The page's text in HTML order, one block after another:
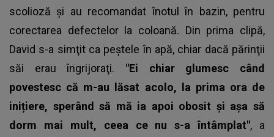
scolioză şi au recomandat înotul în bazin, pentru
corectarea defectelor la coloană. Din prima clipă,
David s-a simţit ca peştele în apă, chiar dacă părinţii
săi erau îngrijoraţi. "Ei chiar glumesc când
povestesc că m-au lăsat acolo, la prima ora de
inițiere, sperând să mă ia apoi obosit și așa să
dorm mai mult, ceea ce nu s-a întâmplat", a